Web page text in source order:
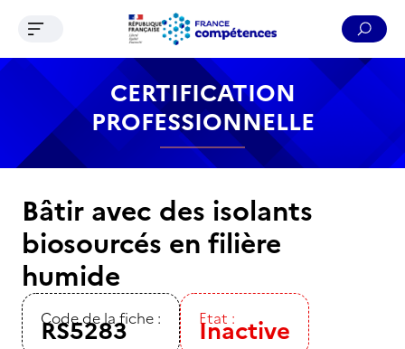
Contenu Recherche Menu Pied de page
Ouvrir le menu de navigation
CERTIFICATION
PROFESSIONNELLE
Bâtir avec des isolants
biosourcés en filière
humide
Code de la fiche :
RS5283 Etat :
Inactive